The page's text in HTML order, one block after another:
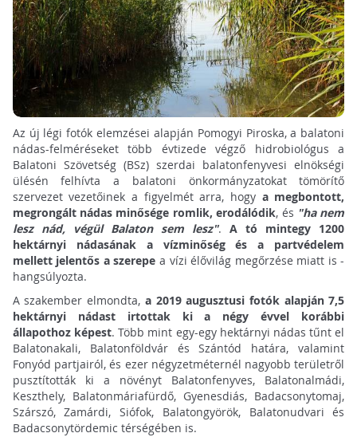
Az új légi fotók elemzései alapján Pomogyi Piroska, a balatoni
nádas-felméréseket több évtizede végző hidrobiológus a
Balatoni Szövetség (BSz) szerdai balatonfenyvesi elnökségi
ülésén felhívta a balatoni önkormányzatokat tömörítő
szervezet vezetőinek a figyelmét arra, hogy a megbontott,
megrongált nádas minősége romlik, erodálódik, és "ha nem
lesz nád, végül Balaton sem lesz".A tó mintegy 1200
hektárnyi nádasának a vízminőség és a partvédelem
mellett jelentős a szerepe a vízi élővilág megőrzése miatt is -
hangsúlyozta.
A szakember elmondta, a 2019 augusztusi fotók alapján 7,5
hektárnyi nádast irtottak ki a négy évvel korábbi
állapothoz képest. Több mint egy-egy hektárnyi nádas tűnt el
Balatonakali, Balatonföldvár és Szántód határa, valamint
Fonyód partjairól, és ezer négyzetméternél nagyobb területről
pusztították ki a növényt Balatonfenyves, Balatonalmádi,
Keszthely, Balatonmáriafürdő, Gyenesdiás, Badacsonytomaj,
Szárszó, Zamárdi, Siófok, Balatongyörök, Balatonudvari és
Badacsonytördemic térségében is.